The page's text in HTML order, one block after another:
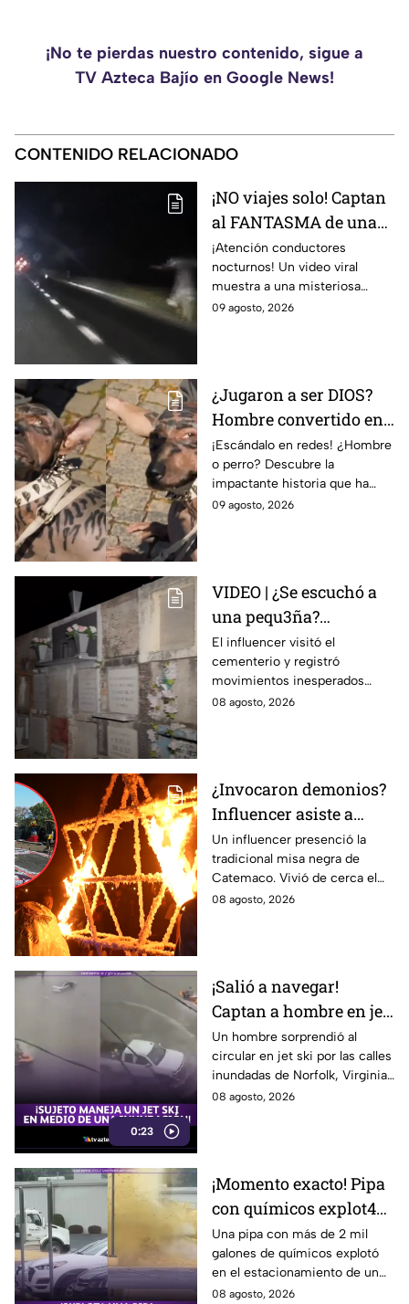
¡No te pierdas nuestro contenido, sigue a
TV Azteca Bajío en Google News!
CONTENIDO RELACIONADO
¡NO viajes solo! Captan
al FANTASMA de una
mujer SIN C4BEZA
corriendo por la
carretera; VIDEO aterra
a conductores
¡Atención conductores
nocturnos! Un video viral
muestra a una misteriosa
figura corriendo en la carretera
09 agosto, 2026
¿Jugaron a ser DIOS?
Hombre convertido en
“PERRO” tras supuestas
CIRUGÍAS EXTREMAS
causa PÁNICO en redes
| VIDEO
¡Escándalo en redes! ¿Hombre
o perro? Descubre la
impactante historia que ha
causado furor en internet.
09 agosto, 2026
VIDEO | ¿Se escuchó a
una pequ3ña?
Influencer capta
extraños sucesos en
panteón de Guanajuato
El influencer visitó el
cementerio y registró
movimientos inesperados
durante la grabación.
08 agosto, 2026
¿Invocaron demonios?
Influencer asiste a
misa n3gra en
Catemaco: Así vivió el
ritual con fuego y
brujos
Un influencer presenció la
tradicional misa negra de
Catemaco. Vivió de cerca el
ritual nocturno con fuego,
08 agosto, 2026
0:23
¡Salió a navegar!
Captan a hombre en jet
ski por calles
inundadas de Virginia
Un hombre sorprendió al
circular en jet ski por las calles
inundadas de Norfolk, Virginia,
tras una fuerte tormenta. El
08 agosto, 2026
¡Momento exacto! Pipa
con químicos explot4
en el estacionamiento
de un restaurante
Una pipa con más de 2 mil
galones de químicos explotó
en el estacionamiento de un
restaurante en Carolina del
08 agosto, 2026